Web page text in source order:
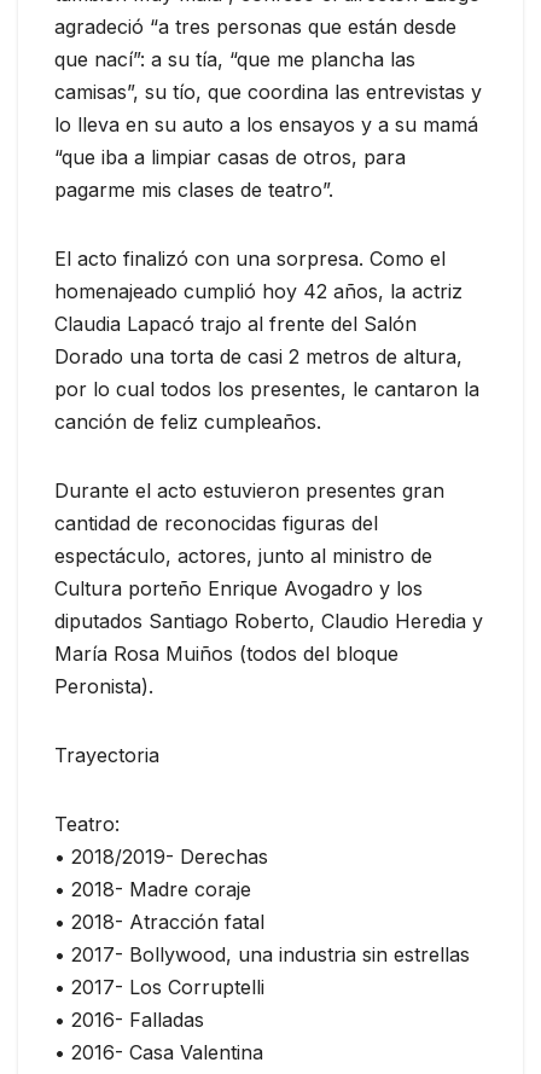
agradeció “a tres personas que están desde
que nací”: a su tía, “que me plancha las
camisas”, su tío, que coordina las entrevistas y
lo lleva en su auto a los ensayos y a su mamá
“que iba a limpiar casas de otros, para
pagarme mis clases de teatro”.
El acto finalizó con una sorpresa. Como el
homenajeado cumplió hoy 42 años, la actriz
Claudia Lapacó trajo al frente del Salón
Dorado una torta de casi 2 metros de altura,
por lo cual todos los presentes, le cantaron la
canción de feliz cumpleaños.
Durante el acto estuvieron presentes gran
cantidad de reconocidas figuras del
espectáculo, actores, junto al ministro de
Cultura porteño Enrique Avogadro y los
diputados Santiago Roberto, Claudio Heredia y
María Rosa Muiños (todos del bloque
Peronista).
Trayectoria
Teatro:
• 2018/2019- Derechas
• 2018- Madre coraje
• 2018- Atracción fatal
• 2017- Bollywood, una industria sin estrellas
• 2017- Los Corruptelli
• 2016- Falladas
• 2016- Casa Valentina